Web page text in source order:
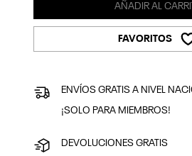
AÑADIR AL
FAVORITOS
ENVÍOS GRATIS A NIVEL
¡SOLO PARA MIEMBROS!
DEVOLUCIONES GRATIS